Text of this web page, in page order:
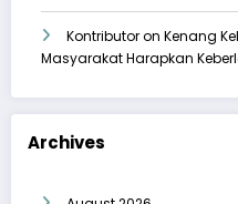
Kontributoron Kenang
Masyarakat Harapkan
Archives